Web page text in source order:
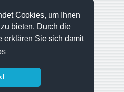
Cookies, um Ihnen
bieten. Durch die
erklären Sie sich damit